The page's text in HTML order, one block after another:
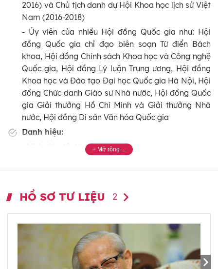
2016) và Chủ tịch danh dự Hội Khoa học lịch sử Việt
Nam (2016-2018)
- Ủy viên của nhiều Hội đồng Quốc gia như: Hội
đồng Quốc gia chỉ đạo biên soạn Từ điển Bách
khoa, Hội đồng Chính sách Khoa học và Công nghệ
Quốc gia, Hội đồng Lý luận Trung ương, Hội đồng
Khoa học và Đào tạo Đại học Quốc gia Hà Nội, Hội
đồng Chức danh Giáo sư Nhà nước, Hội đồng Quốc
gia Giải thưởng Hồ Chí Minh và Giải thưởng Nhà
nước, Hội đồng Di sản Văn hóa Quốc gia
Danh hiệu:
- Nhà giáo Ưu tú (1988)
Khen thưởng/Giải thưởng:
- Huân chương Kháng chiến hạng Nhì (1985)
Nhì (1994), hạng Ba (1974, 2012)
- Giải thưởng Hồ Chí Minh về khoa học, công nghệ
HỒ SƠ TƯ LIỆU 2